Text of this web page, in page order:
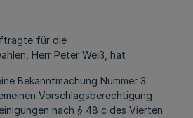
für die
Herr Peter Weiß, hat
Bekanntmachung Nummer 3
Vorschlagsberechtigung
nach § 48 c des Vierten